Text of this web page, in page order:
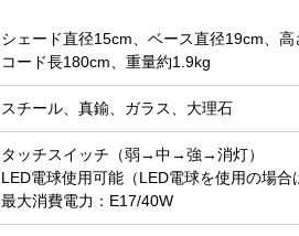
シェード直径15cm、ベース直径19cm、
コード長180cm、重量約1.9kg
スチール、真鍮、ガラス、大理石
タッチスイッチ（弱→中→強→消灯）
LED電球使用可能（LED電球を使用の場
最大消費電力：E17/40W